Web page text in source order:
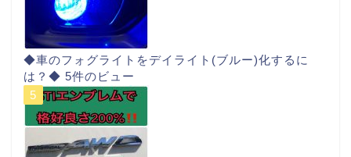
◆車のフォグライトをデイライト(ブルー)化するに
は？◆ 5件のビュー